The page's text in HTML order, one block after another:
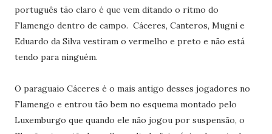
português tão claro é que vem ditando o ritmo do
Flamengo dentro de campo. Cáceres, Canteros, Mugni e
Eduardo da Silva vestiram o vermelho e preto e não está
tendo para ninguém.
O paraguaio Cáceres é o mais antigo desses jogadores no
Flamengo e entrou tão bem no esquema montado pelo
Luxemburgo que quando ele não jogou por suspensão, o